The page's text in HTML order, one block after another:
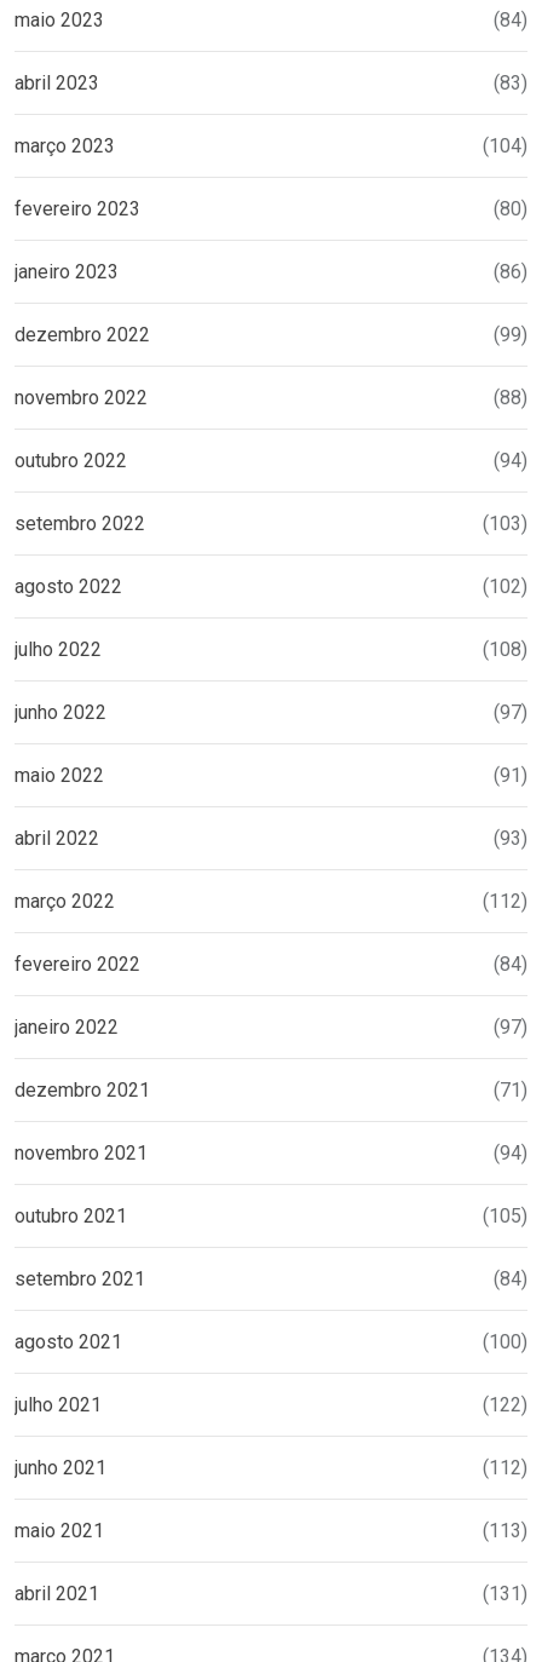
maio 2023 (84)
abril 2023 (83)
março 2023 (104)
fevereiro 2023 (80)
janeiro 2023 (86)
dezembro 2022 (99)
novembro 2022 (88)
outubro 2022 (94)
setembro 2022 (103)
agosto 2022 (102)
julho 2022 (108)
junho 2022 (97)
maio 2022 (91)
abril 2022 (93)
março 2022 (112)
fevereiro 2022 (84)
janeiro 2022 (97)
dezembro 2021 (71)
novembro 2021 (94)
outubro 2021 (105)
setembro 2021 (84)
agosto 2021 (100)
julho 2021 (122)
junho 2021 (112)
maio 2021 (113)
abril 2021 (131)
março 2021 (134)